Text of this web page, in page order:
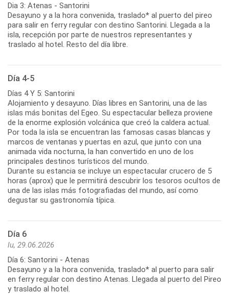
Dia 3: Atenas - Santorini
Desayuno y a la hora convenida, traslado* al puerto del pireo
para salir en ferry regular con destino Santorini. Llegada a la
isla, recepción por parte de nuestros representantes y
traslado al hotel. Resto del día libre.
Día 4-5
Días 4 Y 5: Santorini
Alojamiento y desayuno. Días libres en Santorini, una de las
islas más bonitas del Egeo. Su espectacular belleza proviene
de la enorme explosión volcánica que creó la caldera actual.
Por toda la isla se encuentran las famosas casas blancas y
marcos de ventanas y puertas en azul, que junto con una
animada vida nocturna, la han convertido en uno de los
principales destinos turísticos del mundo.
Durante su estancia se incluye un espectacular crucero de 5
horas (aprox) que le permitirá descubrir los tesoros ocultos de
una de las islas más fotografiadas del mundo, así como
degustar su gastronomía típica.
Día 6
lu, 29.06.2026
Día 6: Santorini - Atenas
Desayuno y a la hora convenida, traslado* al puerto para salir
en ferry regular con destino Atenas. Llegada al puerto del Pireo
y traslado al hotel.